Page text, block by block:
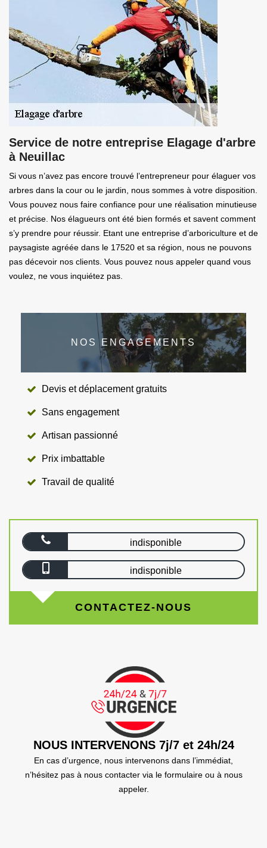
Service de notre entreprise Elagage d'arbre
à Neuillac
Si vous n’avez pas encore trouvé l’entrepreneur pour élaguer vos
arbres dans la cour ou le jardin, nous sommes à votre disposition.
Vous pouvez nous faire confiance pour une réalisation minutieuse
et précise. Nos élagueurs ont été bien formés et savent comment
s’y prendre pour réussir. Etant une entreprise d’arboriculture et de
paysagiste agréée dans le 17520 et sa région, nous ne pouvons
pas décevoir nos clients. Vous pouvez nous appeler quand vous
voulez, ne vous inquiétez pas.
NOS ENGAGEMENTS
Devis et déplacement gratuits
Sans engagement
Artisan passionné
Prix imbattable
Travail de qualité
indisponible
indisponible
CONTACTEZ-NOUS
NOUS INTERVENONS 7j/7 et 24h/24
En cas d’urgence, nous intervenons dans l’immédiat,
n’hésitez pas à nous contacter via le formulaire ou à nous
appeler.